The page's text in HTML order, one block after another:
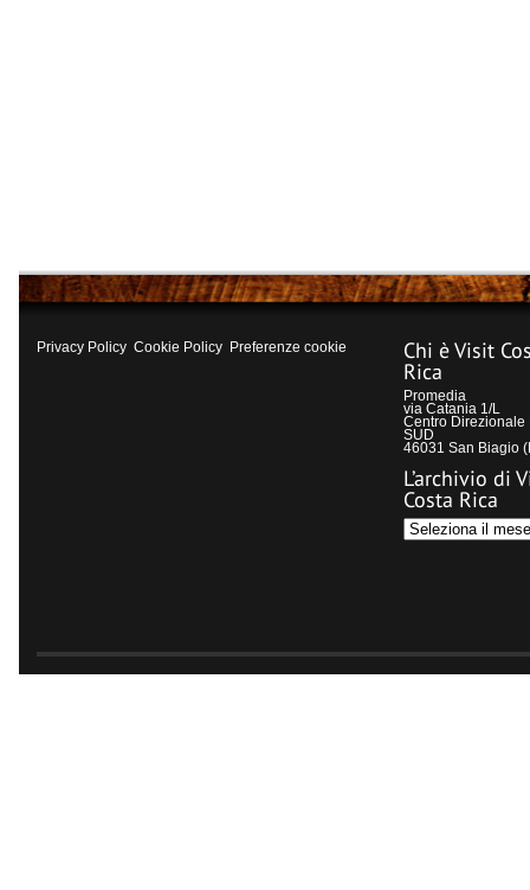
Privacy Policy Cookie Policy Preferenze cookie Chi è Visit
Rica
Promedia
via Catania 1/L
Centro Direzionale
SUD
46031 San Biagio
L’archivio di
Costa Rica
L’archivio
di